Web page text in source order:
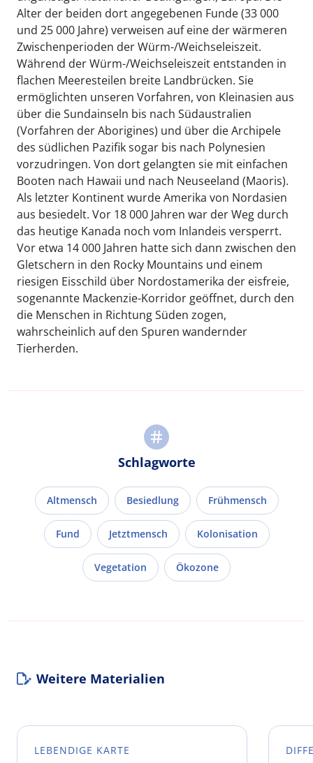
Alter der beiden dort angegebenen Funde (33 000
und 25 000 Jahre) verweisen auf eine der wärmeren
Zwischenperioden der Würm-/Weichseleiszeit.
Während der Würm-/Weichseleiszeit entstanden in
flachen Meeresteilen breite Landbrücken. Sie
ermöglichten unseren Vorfahren, von Kleinasien aus
über die Sundainseln bis nach Südaustralien
(Vorfahren der Aborigines) und über die Archipele
des südlichen Pazifik sogar bis nach Polynesien
vorzudringen. Von dort gelangten sie mit einfachen
Booten nach Hawaii und nach Neuseeland (Maoris).
Als letzter Kontinent wurde Amerika von Nordasien
aus besiedelt. Vor 18 000 Jahren war der Weg durch
das heutige Kanada noch vom Inlandeis versperrt.
Vor etwa 14 000 Jahren hatte sich dann zwischen den
Gletschern in den Rocky Mountains und einem
riesigen Eisschild über Nordostamerika der eisfreie,
sogenannte Mackenzie-Korridor geöffnet, durch den
die Menschen in Richtung Süden zogen,
wahrscheinlich auf den Spuren wandernder
Tierherden.
Schlagworte
Altmensch Besiedlung Frühmensch
Fund Jetztmensch Kolonisation
Vegetation Ökozone
Weitere Materialien
LEBENDIGE KARTE